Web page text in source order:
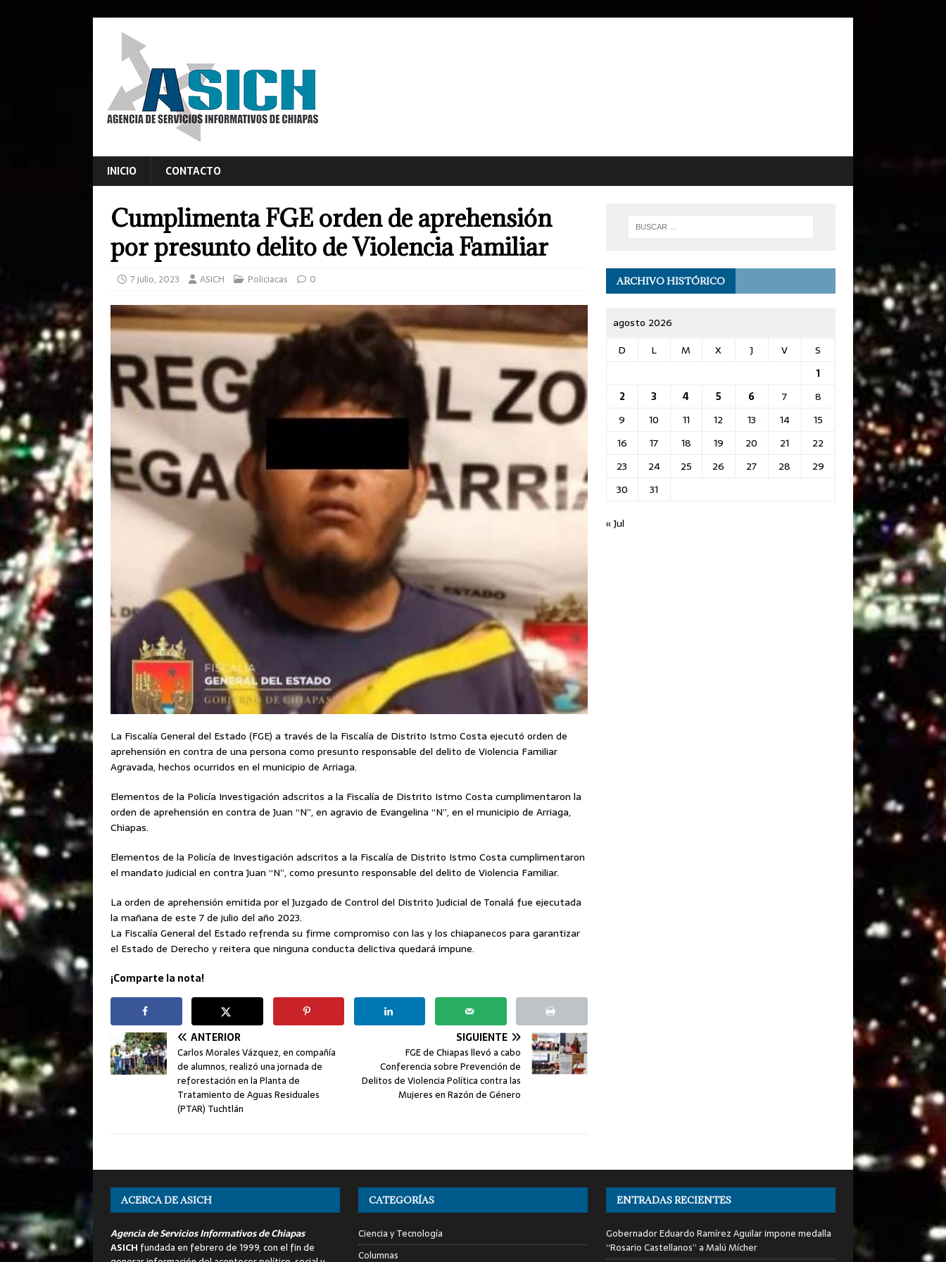
INICIO CONTACTO
Cumplimenta FGE orden de aprehensión
por presunto delito de Violencia Familiar
7 julio, 2023 ASICH Policiacas 0
La Fiscalía General del Estado (FGE) a través de la Fiscalía de Distrito Istmo Costa ejecutó orden de
aprehensión en contra de una persona como presunto responsable del delito de Violencia Familiar
Agravada, hechos ocurridos en el municipio de Arriaga.
Elementos de la Policía Investigación adscritos a la Fiscalía de Distrito Istmo Costa cumplimentaron la
orden de aprehensión en contra de Juan “N”, en agravio de Evangelina “N”, en el municipio de Arriaga,
Chiapas.
Elementos de la Policía de Investigación adscritos a la Fiscalía de Distrito Istmo Costa cumplimentaron
el mandato judicial en contra Juan “N”, como presunto responsable del delito de Violencia Familiar.
La orden de aprehensión emitida por el Juzgado de Control del Distrito Judicial de Tonalá fue ejecutada
la mañana de este 7 de julio del año 2023.
La Fiscalía General del Estado refrenda su firme compromiso con las y los chiapanecos para garantizar
el Estado de Derecho y reitera que ninguna conducta delictiva quedará impune.
¡Comparte la nota!
ANTERIOR
Carlos Morales Vázquez, en compañía
de alumnos, realizó una jornada de
reforestación en la Planta de
Tratamiento de Aguas Residuales
(PTAR) Tuchtlán
SIGUIENTE
FGE de Chiapas llevó a cabo
Conferencia sobre Prevención de
Delitos de Violencia Política contra las
Mujeres en Razón de Género
ARCHIVO HISTÓRICO
agosto 2026
D
L M X J V
S
1
2
3 4 5 6 7
8
9
10 11 12 13 14
15
16
17 18 19 20 21
22
23
24 25 26 27 28
29
30
31
« Jul
ACERCA DE ASICH
Agencia de Servicios Informativos de Chiapas
ASICH fundada en febrero de 1999, con el fin de
CATEGORÍAS
Ciencia y Tecnología
Columnas
ENTRADAS RECIENTES
Gobernador Eduardo Ramírez Aguilar impone medalla
“Rosario Castellanos” a Malú Mícher